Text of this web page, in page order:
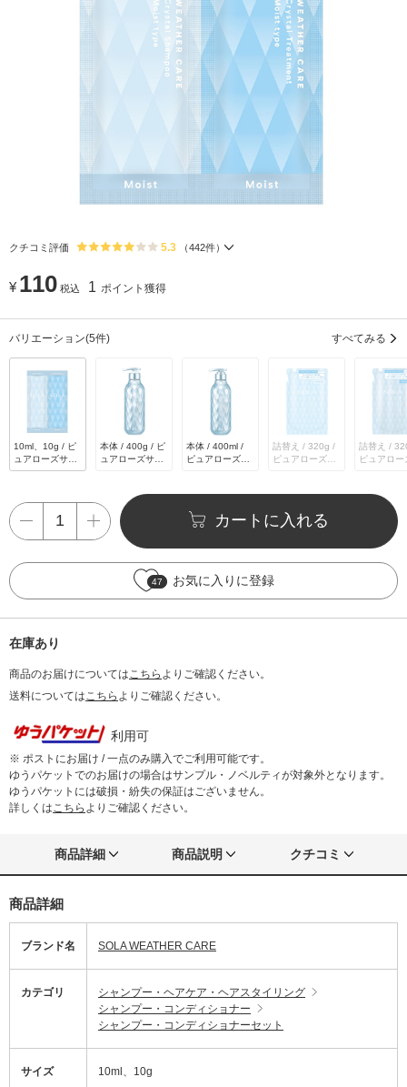
クチコミ評価 5.3 （442件）
¥ 110 税込 1 ポイント獲得
バリエーション(5件) すべてみる
10ml、10g / ピ
ュアローズサニ
ーの香り
本体 / 400g / ピ
ュアローズサニ
本体 / 400ml /
ピュアローズサ
詰替え / 320g /
ピュアローズサ
詰替え /
ピュアロー
カートに入れる
47 お気に入りに登録
在庫あり
商品のお届けについては こちら よりご確認ください。
送料については こちら よりご確認ください。
利用可
※ ポストにお届け / 一点のみ購入でご利用可能です。
ゆうパケットでのお届けの場合はサンプル・ノベルティが対象外となります。
ゆうパケットには破損・紛失の保証はございません。
詳しくは こちら よりご確認ください。
商品詳細 商品説明 クチコミ
商品詳細
ブランド名 SOLA WEATHER CARE
カテゴリ
シャンプー・ヘアケア・ヘアスタイリング
シャンプー・コンディショナー
シャンプー・コンディショナーセット
サイズ 10ml、10g